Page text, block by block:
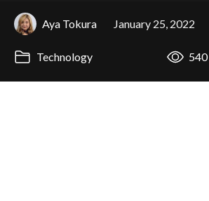
Aya Tokura January 25, 2022
Technology 540